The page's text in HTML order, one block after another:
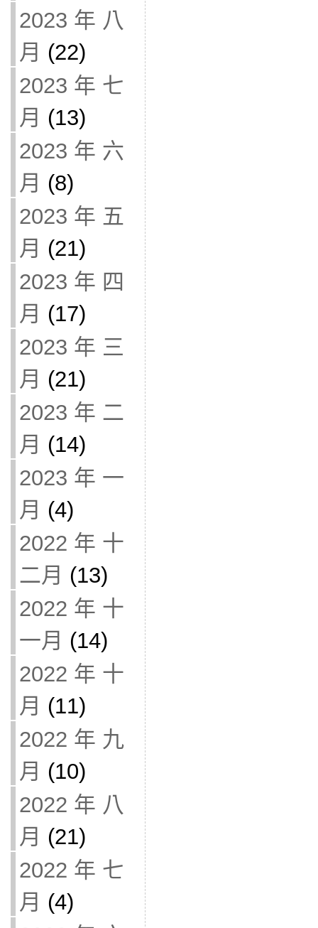
2023 年 八
月 (22)
2023 年 七
月 (13)
2023 年 六
月 (8)
2023 年 五
月 (21)
2023 年 四
月 (17)
2023 年 三
月 (21)
2023 年 二
月 (14)
2023 年 一
月 (4)
2022 年 十
二月 (13)
2022 年 十
一月 (14)
2022 年 十
月 (11)
2022 年 九
月 (10)
2022 年 八
月 (21)
2022 年 七
月 (4)